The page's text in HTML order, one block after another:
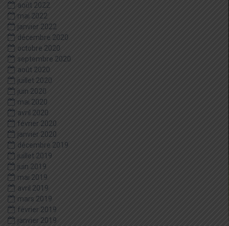
août 2022
mai 2022
janvier 2022
décembre 2020
octobre 2020
septembre 2020
août 2020
juillet 2020
juin 2020
mai 2020
avril 2020
février 2020
janvier 2020
décembre 2019
juillet 2019
juin 2019
mai 2019
avril 2019
mars 2019
février 2019
janvier 2019